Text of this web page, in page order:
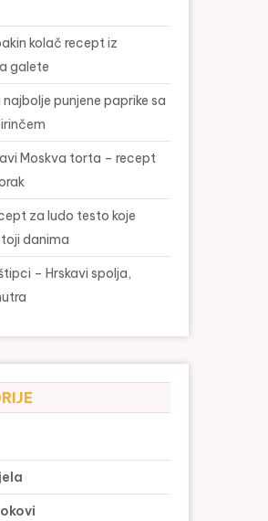
kolač recept iz
galete
najbolje punjene paprike sa
Moskva torta – recept
za ludo testo koje
danima
– Hrskavi spolja,